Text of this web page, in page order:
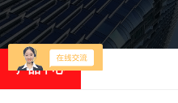
产品中心